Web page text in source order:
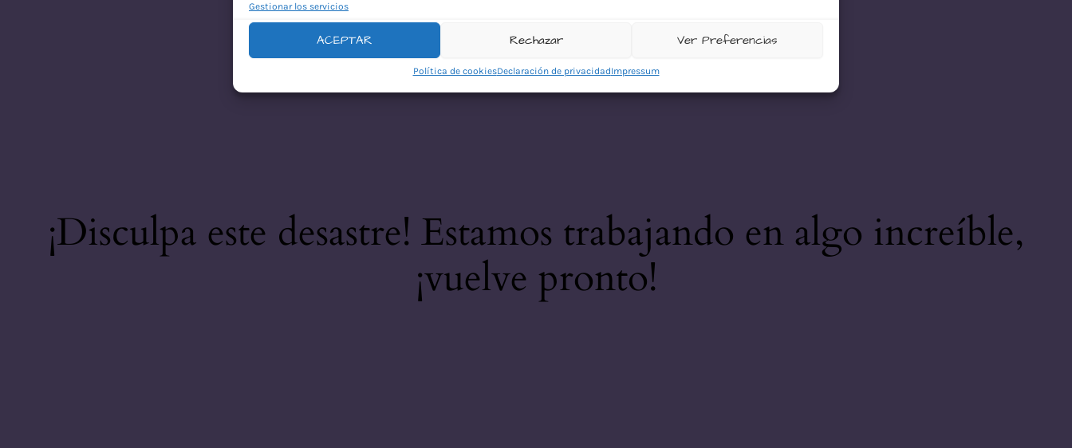
Gestionar los servicios
ACEPTAR Rechazar Ver Preferencias
Política de cookiesDeclaración de privacidadImpressum
¡Disculpa este desastre! Estamos trabajando en algo increíble,
¡vuelve pronto!